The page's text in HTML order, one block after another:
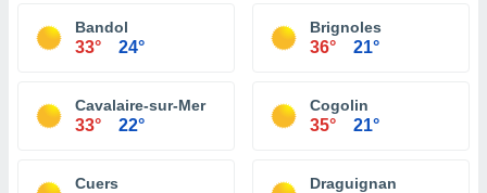
Bandol
33° 24°
Brignoles
36° 21°
Cavalaire-sur-Mer
33° 22°
Cogolin
35° 21°
Cuers Draguignan